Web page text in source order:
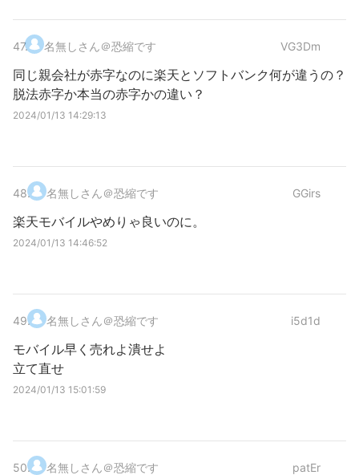
47. 名無しさん＠恐縮です VG3Dm
同じ親会社が赤字なのに楽天とソフトバンク何が違うの？
脱法赤字か本当の赤字かの違い？
2024/01/13 14:29:13
48. 名無しさん＠恐縮です GGirs
楽天モバイルやめりゃ良いのに。
2024/01/13 14:46:52
49. 名無しさん＠恐縮です i5d1d
モバイル早く売れよ潰せよ
立て直せ
2024/01/13 15:01:59
50. 名無しさん＠恐縮です patEr